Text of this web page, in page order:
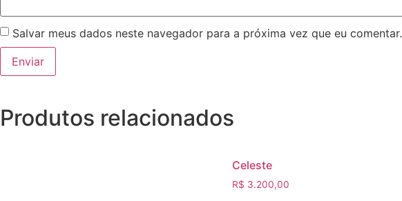
Salvar meus dados neste navegador para a próxima vez que eu comentar.
Produtos relacionados
Celeste
R$ 3.200,00